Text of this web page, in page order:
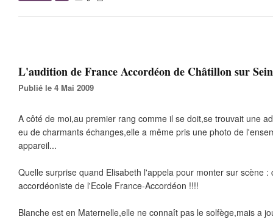
L'audition de France Accordéon de Châtillon sur
Publié le 4 Mai 2009
A côté de moi,au premier rang comme il se doit,se trouvait une
eu de charmants échanges,elle a même pris une photo de
appareil...
Quelle surprise quand Elisabeth l'appela pour monter sur scène :
accordéoniste de l'Ecole France-Accordéon !!!!
Blanche est en Maternelle,elle ne connaît pas le solfège,mais a